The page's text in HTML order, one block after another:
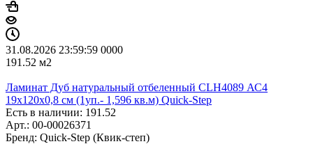
31.08.2026 23:59:59 0000
191.52 м2
Ламинат Дуб натуральный отбеленный CLH4089 АС4
19х120х0,8 см (1уп.- 1,596 кв.м) Quick-Step
Есть в наличии: 191.52
Арт.: 00-00026371
Бренд: Quick-Step (Квик-степ)